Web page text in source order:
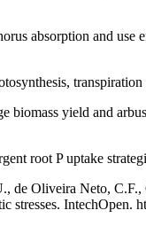
absorption and
yield and
root P uptake
Oliveira Neto,
stresses. IntechOpen.